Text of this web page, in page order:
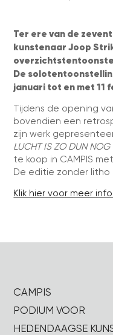
Ter ere van de
kunstenaar Joop
De
januari tot en met 11
Tijdens de opening
bovendien een
zijn werk
LUCHT IS ZO DUN NOG
te koop in CAMPIS
De editie zonder litho
Klik hier voor meer
CAMPIS
PODIUM VOOR
HEDENDAAGSE